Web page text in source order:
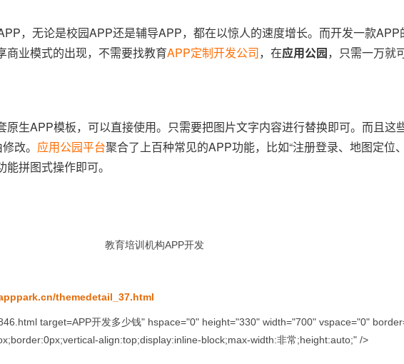
，无论是校园APP还是辅导APP，都在以惊人的速度增长。而开发一款APP
商业模式的出现，不需要找教育APP定制开发公司，在应用公园，只需一万就
原生APP模板，可以直接使用。只需要把图片文字内容进行替换即可。而且这
改。 应用公园平台聚合了上百种常见的APP功能，比如“注册登录、地图定位
拼图式操作即可。
themedetail_37.html
APP开发多少钱" hspace="0" height="330" width="700" vspace="0"
align:top;display:inline-block;max-width:非常;height:auto;" />